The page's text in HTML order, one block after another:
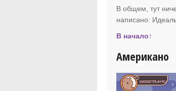
В общем, тут
написано:
В начало↑
Американо